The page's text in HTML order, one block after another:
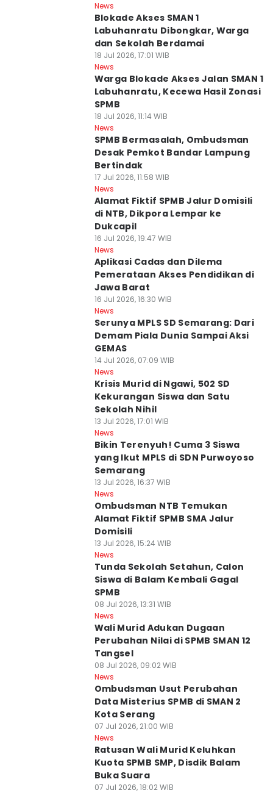
News
Blokade Akses SMAN 1
Labuhanratu Dibongkar, Warga
dan Sekolah Berdamai
18 Jul 2026, 17:01 WIB
News
Warga Blokade Akses Jalan SMAN 1
Labuhanratu, Kecewa Hasil Zonasi
SPMB
18 Jul 2026, 11:14 WIB
News
SPMB Bermasalah, Ombudsman
Desak Pemkot Bandar Lampung
Bertindak
17 Jul 2026, 11:58 WIB
News
Alamat Fiktif SPMB Jalur Domisili
di NTB, Dikpora Lempar ke
Dukcapil
16 Jul 2026, 19:47 WIB
News
Aplikasi Cadas dan Dilema
Pemerataan Akses Pendidikan di
Jawa Barat
16 Jul 2026, 16:30 WIB
News
Serunya MPLS SD Semarang: Dari
Demam Piala Dunia Sampai Aksi
GEMAS
14 Jul 2026, 07:09 WIB
News
Krisis Murid di Ngawi, 502 SD
Kekurangan Siswa dan Satu
Sekolah Nihil
13 Jul 2026, 17:01 WIB
News
Bikin Terenyuh! Cuma 3 Siswa
yang Ikut MPLS di SDN Purwoyoso
Semarang
13 Jul 2026, 16:37 WIB
News
Ombudsman NTB Temukan
Alamat Fiktif SPMB SMA Jalur
Domisili
13 Jul 2026, 15:24 WIB
News
Tunda Sekolah Setahun, Calon
Siswa di Balam Kembali Gagal
SPMB
08 Jul 2026, 13:31 WIB
News
Wali Murid Adukan Dugaan
Perubahan Nilai di SPMB SMAN 12
Tangsel
08 Jul 2026, 09:02 WIB
News
Ombudsman Usut Perubahan
Data Misterius SPMB di SMAN 2
Kota Serang
07 Jul 2026, 21:00 WIB
News
Ratusan Wali Murid Keluhkan
Kuota SPMB SMP, Disdik Balam
Buka Suara
07 Jul 2026, 18:02 WIB